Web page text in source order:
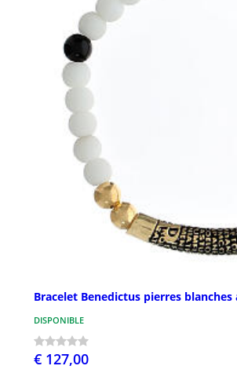
Bracelet Benedictus pierres
DISPONIBLE
€ 127,00